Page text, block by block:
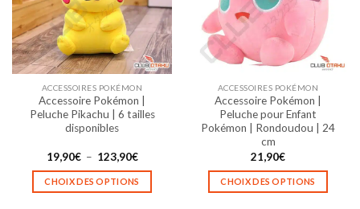
peuvent
être
choisies
sur
la
page
du
produit
peuvent
être
choisies
page
produit
ACCESSOIRES POKÉMON
Accessoire Pokémon |
Peluche Pikachu | 6 tailles
disponibles
19,90€ – 123,90€Plage
prix :
19,90€
à
CHOIX DES OPTIONS
ACCESSOIRES POKÉMON
Accessoire Pokémon |
Peluche pour Enfant
Pokémon | Rondoudou | 24
cm
21,90€
CHOIX DES OPTIONS